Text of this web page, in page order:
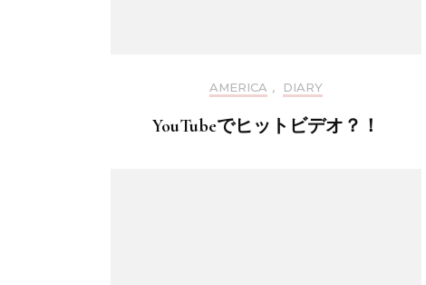
AMERICA , DIARY
YouTubeでヒットビデオ？！